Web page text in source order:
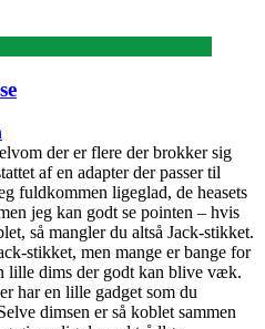
der er flere der brokker sig
af en adapter der passer til
fuldkommen ligeglad, de heasets
jeg kan godt se pointen – hvis
så mangler du altså Jack-stikket.
stikket, men mange er bange for
lille dims der godt kan blive væk.
har en lille gadget som du
dimsen er så koblet sammen